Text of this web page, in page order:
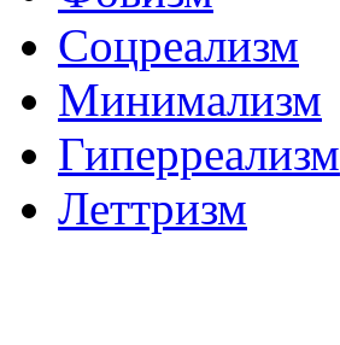
Соцреализм
Минимализм
Гиперреализм
Леттризм